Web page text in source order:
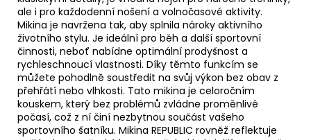
ale i pro každodenní nošení a volnočasové aktivity.
Mikina je navržena tak, aby splnila nároky aktivního
životního stylu. Je ideální pro běh a další sportovní
činnosti, neboť nabídne optimální prodyšnost a
rychleschnoucí vlastnosti. Díky těmto funkcím se
můžete pohodlně soustředit na svůj výkon bez obav z
přehřátí nebo vlhkosti. Tato mikina je celoročním
kouskem, který bez problémů zvládne proměnlivé
počasí, což z ní činí nezbytnou součást vašeho
sportovního šatníku. Mikina REPUBLIC rovněž reflektuje